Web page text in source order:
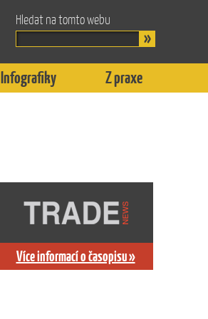
Hledat na tomto webu
Infografiky Z praxe
Více informací o časopisu »